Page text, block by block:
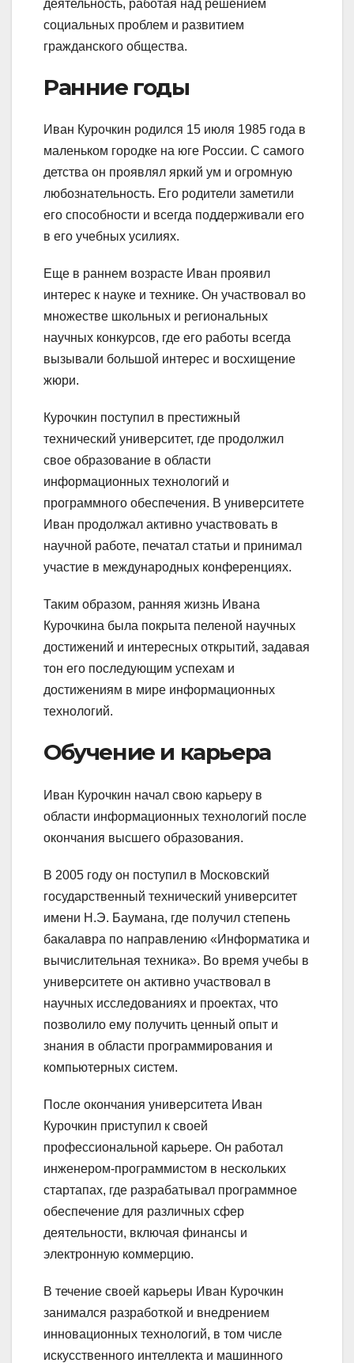
деятельность, работая над решением
социальных проблем и развитием
гражданского общества.
Ранние годы
Иван Курочкин родился 15 июля 1985 года в
маленьком городке на юге России. С самого
детства он проявлял яркий ум и огромную
любознательность. Его родители заметили
его способности и всегда поддерживали его
в его учебных усилиях.
Еще в раннем возрасте Иван проявил
интерес к науке и технике. Он участвовал во
множестве школьных и региональных
научных конкурсов, где его работы всегда
вызывали большой интерес и восхищение
жюри.
Курочкин поступил в престижный
технический университет, где продолжил
свое образование в области
информационных технологий и
программного обеспечения. В университете
Иван продолжал активно участвовать в
научной работе, печатал статьи и принимал
участие в международных конференциях.
Таким образом, ранняя жизнь Ивана
Курочкина была покрыта пеленой научных
достижений и интересных открытий, задавая
тон его последующим успехам и
достижениям в мире информационных
технологий.
Обучение и карьера
Иван Курочкин начал свою карьеру в
области информационных технологий после
окончания высшего образования.
В 2005 году он поступил в Московский
государственный технический университет
имени Н.Э. Баумана, где получил степень
бакалавра по направлению «Информатика и
вычислительная техника». Во время учебы в
университете он активно участвовал в
научных исследованиях и проектах, что
позволило ему получить ценный опыт и
знания в области программирования и
компьютерных систем.
После окончания университета Иван
Курочкин приступил к своей
профессиональной карьере. Он работал
инженером-программистом в нескольких
стартапах, где разрабатывал программное
обеспечение для различных сфер
деятельности, включая финансы и
электронную коммерцию.
В течение своей карьеры Иван Курочкин
занимался разработкой и внедрением
инновационных технологий, в том числе
искусственного интеллекта и машинного